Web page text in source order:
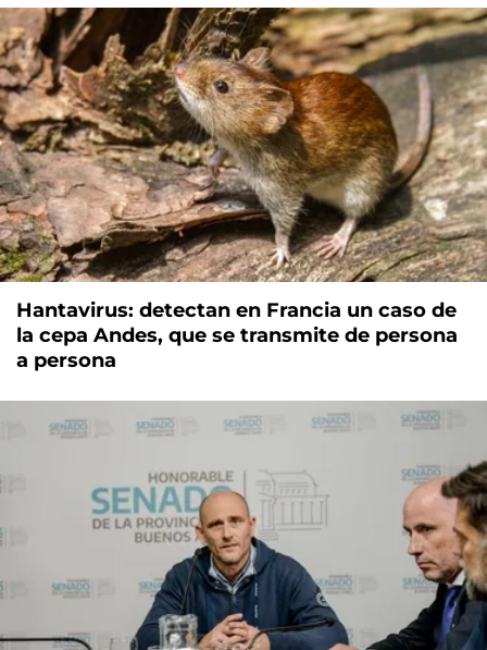
Hantavirus: detectan en Francia un caso de
la cepa Andes, que se transmite de persona
a persona